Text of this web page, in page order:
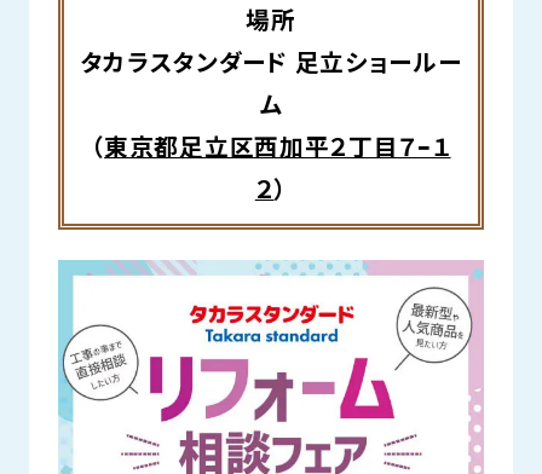
場所
タカラスタンダード 足立ショールー
ム
（東京都足立区西加平２丁目７−１
２）